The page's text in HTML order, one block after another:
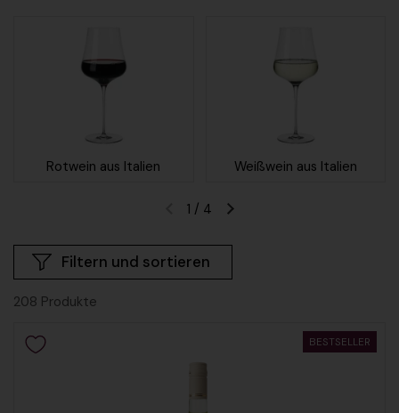
Rotwein aus Italien Weißwein aus Italien
Vorherige FolieNächste Folie
1 / 4
208 Produkte
Filtern und sortieren
BESTSELLER